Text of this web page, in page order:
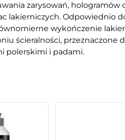
zarysowań,
lakierniczych. Odpowiednio
wykończenie
ścieralności, przeznaczone
polerskimi i padami.